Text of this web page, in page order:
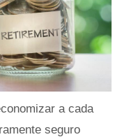
a cada
seguro